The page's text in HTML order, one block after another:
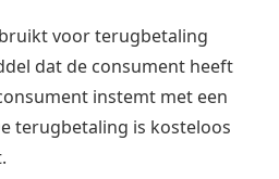
voor terugbetaling
dat de consument heeft
instemt met een
terugbetaling is kosteloos